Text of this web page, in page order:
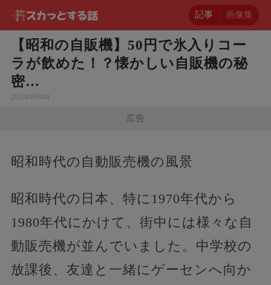
記事 画像集
【昭和の自販機】50円で氷入りコー
ラが飲めた！？懐かしい自販機の秘
密…
2024/09/04
広告
昭和時代の自動販売機の風景
昭和時代の日本、特に1970年代から
1980年代にかけて、街中には様々な自
動販売機が並んでいました。中学校の
放課後、友達と一緒にゲーセンへ向か